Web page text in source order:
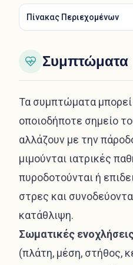
Πίνακας Περιεχομένων
Συμπτώματα
Τα συμπτώματα μπορεί
οποιοδήποτε σημείο
αλλάζουν με την
μιμούνται ιατρικές
πυροδοτούνται ή
στρες και
κατάθλιψη.
Σωματικές
(πλάτη, μέση, στήθος,